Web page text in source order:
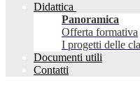
Didattica
Panoramica
Offerta formativa
I progetti delle
Documenti utili
Contatti